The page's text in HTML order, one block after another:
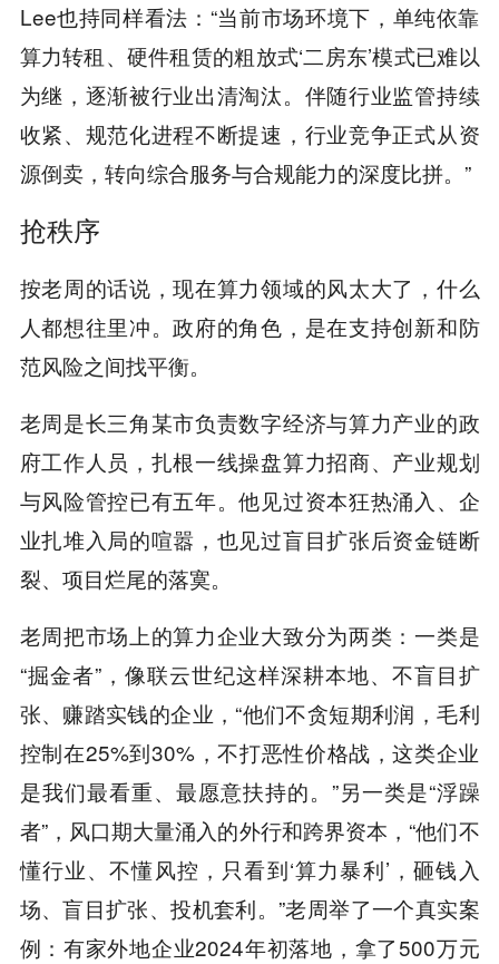
Lee也持同样看法：“当前市场环境下，单纯依靠
算力转租、硬件租赁的粗放式‘二房东’模式已难以
为继，逐渐被行业出清淘汰。伴随行业监管持续
收紧、规范化进程不断提速，行业竞争正式从资
源倒卖，转向综合服务与合规能力的深度比拼。”
抢秩序
按老周的话说，现在算力领域的风太大了，什么
人都想往里冲。政府的角色，是在支持创新和防
范风险之间找平衡。
老周是长三角某市负责数字经济与算力产业的政
府工作人员，扎根一线操盘算力招商、产业规划
与风险管控已有五年。他见过资本狂热涌入、企
业扎堆入局的喧嚣，也见过盲目扩张后资金链断
裂、项目烂尾的落寞。
老周把市场上的算力企业大致分为两类：一类是
“掘金者”，像联云世纪这样深耕本地、不盲目扩
张、赚踏实钱的企业，“他们不贪短期利润，毛利
控制在25%到30%，不打恶性价格战，这类企业
是我们最看重、最愿意扶持的。”另一类是“浮躁
者”，风口期大量涌入的外行和跨界资本，“他们不
懂行业、不懂风控，只看到‘算力暴利’，砸钱入
场、盲目扩张、投机套利。”老周举了一个真实案
例：有家外地企业2024年初落地，拿了500万元